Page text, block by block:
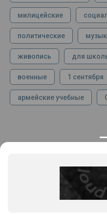
милицейские
политические
живопись для
военные 1 сентября
армейские учебные